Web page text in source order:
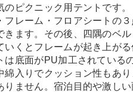
のピクニック用テントです。
フレーム・フロアシートの
きます。その後、四隅のベ
いくとフレームが起き上が
は底面がPU加工されている
綿入りでクッション性もあ
りません。宿泊目的や激し